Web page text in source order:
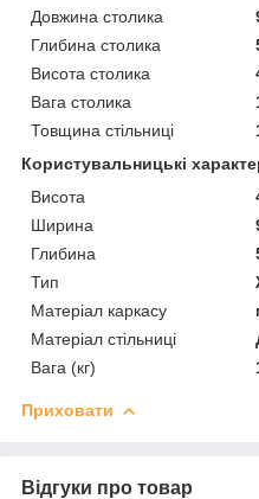
Довжина столика
Глибина столика
Висота столика
Вага столика
Товщина стільниці
Користувальницькі
Висота
Ширина
Глибина
Тип
Матеріал каркасу
Матеріал стільниці
Вага (кг)
Приховати
Відгуки про товар